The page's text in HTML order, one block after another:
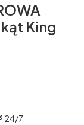
King
24/7